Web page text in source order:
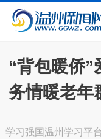
“背包暖侨”
务情暖老年
学习强国温州学习平台